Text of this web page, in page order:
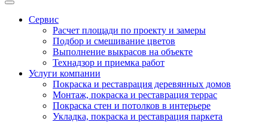
Сервис
Расчет площади по проекту и замеры
Подбор и смешивание цветов
Выполнение выкрасов на объекте
Технадзор и приемка работ
Услуги компании
Покраска и реставрация деревянных домов
Монтаж, покраска и реставрация террас
Покраска стен и потолков в интерьере
Укладка, покраска и реставрация паркета